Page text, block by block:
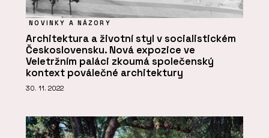
NOVINKY A NÁZORY
Architektura a životní styl v socialistickém
Československu. Nová expozice ve
Veletržním paláci zkoumá společenský
kontext poválečné architektury
30. 11. 2022